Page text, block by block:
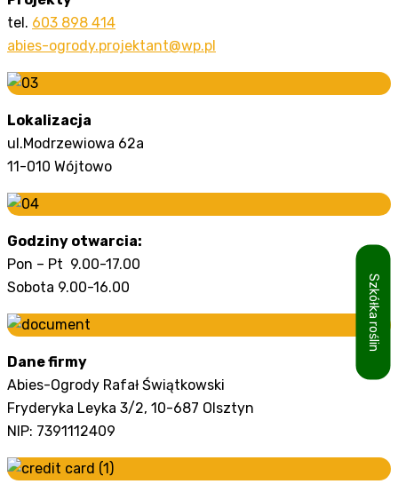
tel. 603 898 414
abies-ogrody.projektant@wp.pl
Lokalizacja
ul.Modrzewiowa 62a
11-010 Wójtowo
Godziny otwarcia:
Pon – Pt 9.00-17.00
Sobota 9.00-16.00
Dane firmy
Abies-Ogrody Rafał Świątkowski
Fryderyka Leyka 3/2, 10-687 Olsztyn
NIP: 7391112409
Szkółka roślin